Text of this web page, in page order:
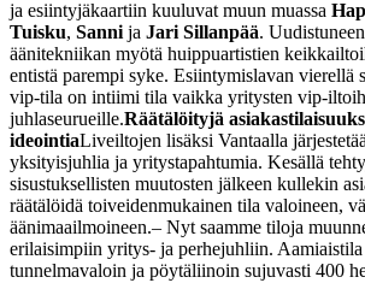
ja esiintyjäkaartiin kuuluvat muun muassa
Tuisku, Sanni ja Jari Sillanpää.
äänitekniikan myötä huippuartistien
entistä parempi syke. Esiintymislavan vierellä
vip-tila on intiimi tila vaikka yritysten vip-
juhlaseurueille.Räätälöityjä
ideointiaLiveiltojen lisäksi Vantaalla
yksityisjuhlia ja yritystapahtumia. Kesällä
sisustuksellisten muutosten jälkeen kullekin
räätälöidä toiveidenmukainen tila valoineen,
äänimaailmoineen.– Nyt saamme tiloja
erilaisimpiin yritys- ja perhejuhliin.
tunnelmavaloin ja pöytäliinoin sujuvasti 400